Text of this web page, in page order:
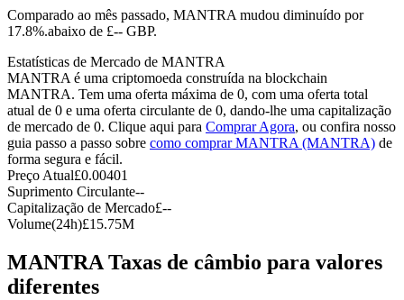
Futuros de USDC
Copiar Trading
Junte-se aos principais traders
Comparado ao mês passado, MANTRA mudou diminuído por
17.8%.abaixo de £-- GBP.
Estatísticas de Mercado de MANTRA
MANTRA é uma criptomoeda construída na blockchain
MANTRA. Tem uma oferta máxima de 0, com uma oferta total
atual de 0 e uma oferta circulante de 0, dando-lhe uma capitalização
de mercado de 0. Clique aqui para Comprar Agora, ou confira nosso
guia passo a passo sobre como comprar MANTRA (MANTRA) de
forma segura e fácil.
Preço Atual£0.00401
Suprimento Circulante--
Capitalização de Mercado£--
Volume(24h)£15.75M
MANTRA Taxas de câmbio para valores
diferentes